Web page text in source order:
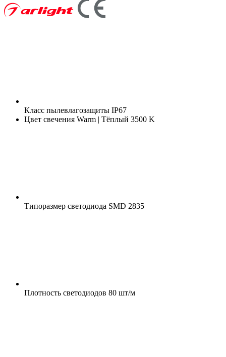
Класс пылевлагозащиты IP67
Цвет свечения Warm | Тёплый 3500 K
Типоразмер светодиода SMD 2835
Плотность светодиодов 80 шт/м